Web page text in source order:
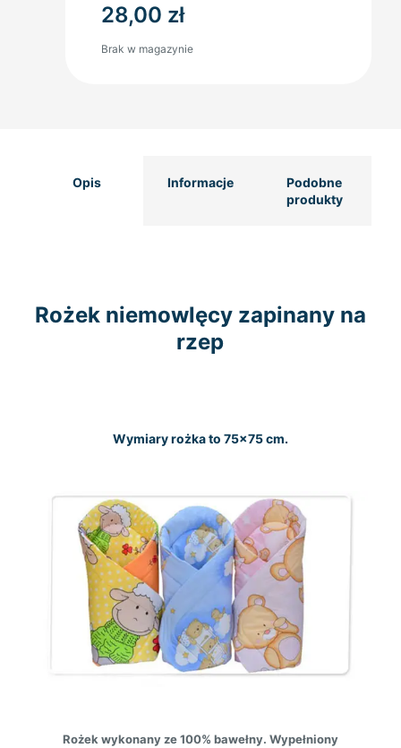
28,00 zł
Brak w magazynie
Opis Informacje
Podobne
produkty
Rożek niemowlęcy zapinany na
rzep
Wymiary rożka to 75×75 cm.
Rożek wykonany ze 100% bawełny. Wypełniony